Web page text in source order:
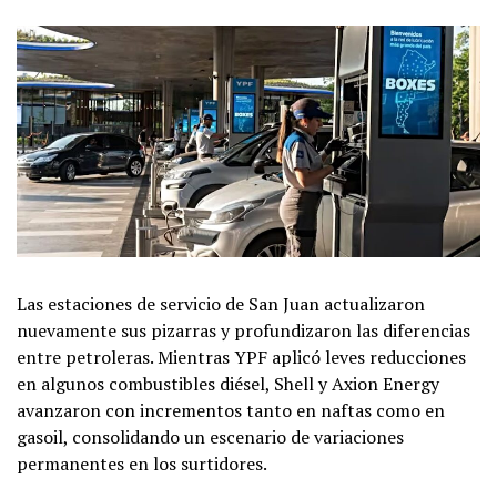
Las estaciones de servicio de San Juan actualizaron
nuevamente sus pizarras y profundizaron las diferencias
entre petroleras. Mientras YPF aplicó leves reducciones
en algunos combustibles diésel, Shell y Axion Energy
avanzaron con incrementos tanto en naftas como en
gasoil, consolidando un escenario de variaciones
permanentes en los surtidores.